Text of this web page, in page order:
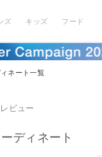
ズ キッズ フード
ネート一覧
レビュー
ディネート